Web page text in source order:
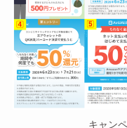
キャン